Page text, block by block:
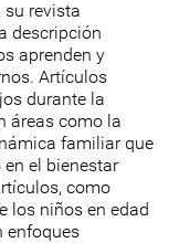
su revista
descripción
aprenden y
Artículos
durante la
áreas como la
familiar que
el bienestar
como
los niños en edad
enfoques